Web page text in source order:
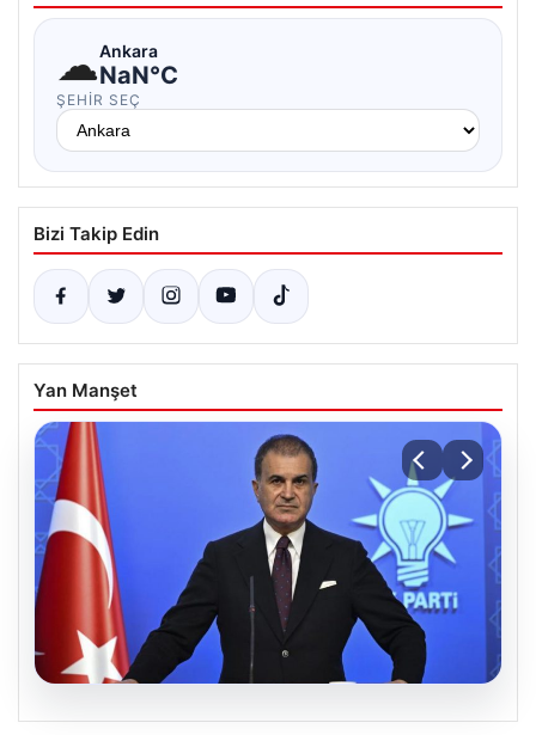
☁Ankara
NaN°C
ŞEHIR SEÇ
Bizi Takip Edin
Yan Manşet
05.08.2026